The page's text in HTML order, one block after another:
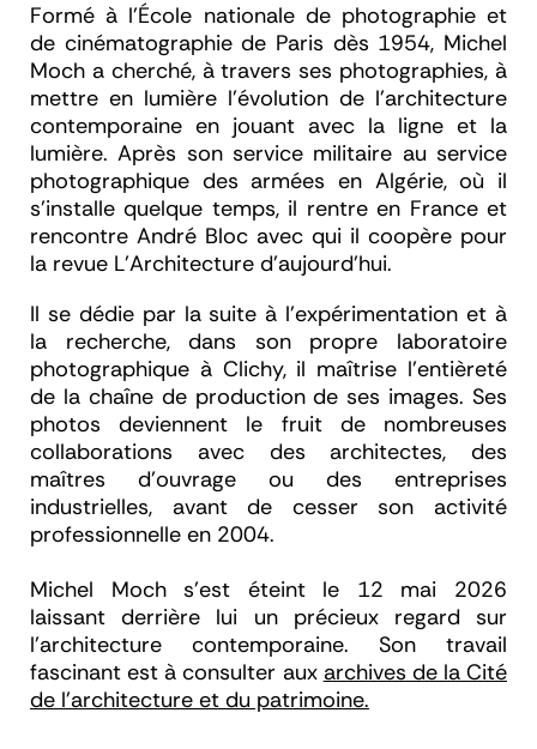
Formé à l’École nationale de photographie et
de cinématographie de Paris dès 1954, Michel
Moch a cherché, à travers ses photographies, à
mettre en lumière l’évolution de l’architecture
contemporaine en jouant avec la ligne et la
lumière. Après son service militaire au service
photographique des armées en Algérie, où il
s’installe quelque temps, il rentre en France et
rencontre André Bloc avec qui il coopère pour
la revue L’Architecture d’aujourd’hui.
Il se dédie par la suite à l’expérimentation et à
la recherche, dans son propre laboratoire
photographique à Clichy, il maîtrise l’entièreté
de la chaîne de production de ses images. Ses
photos deviennent le fruit de nombreuses
collaborations avec des architectes, des
maîtres d’ouvrage ou des entreprises
industrielles, avant de cesser son activité
professionnelle en 2004.
Michel Moch s'est éteint le 12 mai 2026
laissant derrière lui un précieux regard sur
l’architecture contemporaine. Son travail
fascinant est à consulter aux archives de la Cité
de l’architecture et du patrimoine.